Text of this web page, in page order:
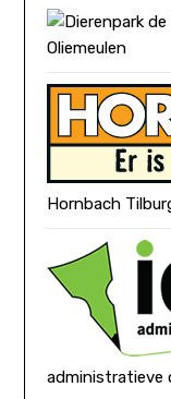
Oliemeulen
Hornbach
administratieve